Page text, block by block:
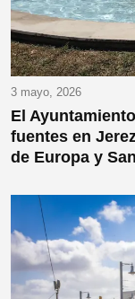
3 mayo, 2026
El
fuentes en
de Europa y